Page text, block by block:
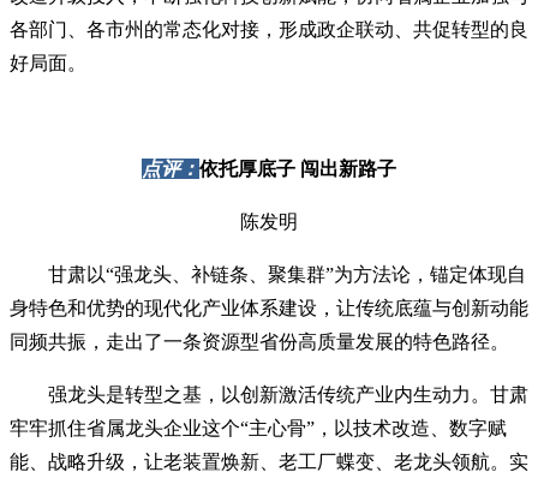
各部门、各市州的常态化对接，形成政企联动、共促转型的良
好局面。
点评： 依托厚底子 闯出新路子
陈发明
甘肃以“强龙头、补链条、聚集群”为方法论，锚定体现自
身特色和优势的现代化产业体系建设，让传统底蕴与创新动能
同频共振，走出了一条资源型省份高质量发展的特色路径。
强龙头是转型之基，以创新激活传统产业内生动力。甘肃
牢牢抓住省属龙头企业这个“主心骨”，以技术改造、数字赋
能、战略升级，让老装置焕新、老工厂蝶变、老龙头领航。实